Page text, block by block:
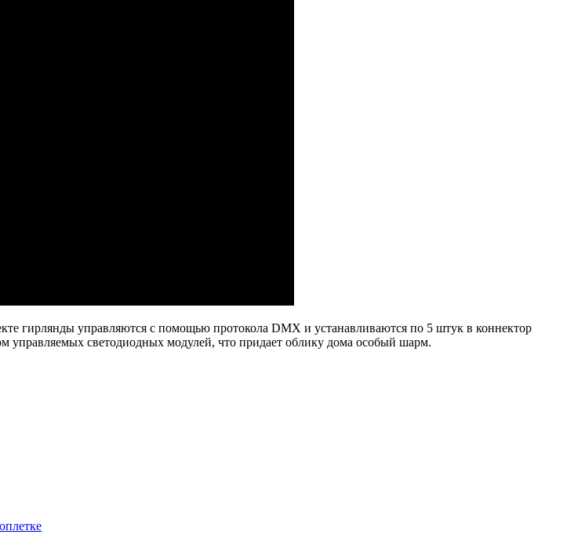
гирлянды управляются с помощью протокола DMX и устанавливаются по 5 штук в коннектор
светодиодных модулей, что придает облику дома особый шарм.